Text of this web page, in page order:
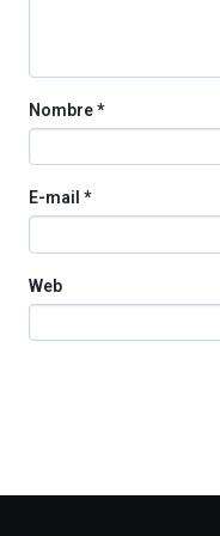
Nombre*
E-mail *
Web